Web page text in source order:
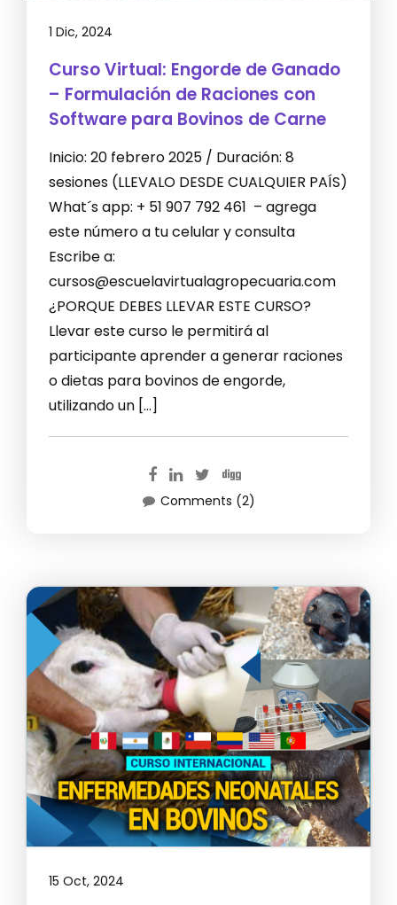
1 Dic, 2024
Curso Virtual: Engorde de Ganado
– Formulación de Raciones con
Software para Bovinos de Carne
Inicio: 20 febrero 2025 / Duración: 8
sesiones (LLEVALO DESDE CUALQUIER PAÍS)
What´s app: + 51 907 792 461 – agrega
este número a tu celular y consulta
Escribe a:
cursos@escuelavirtualagropecuaria.com
¿PORQUE DEBES LLEVAR ESTE CURSO?
Llevar este curso le permitirá al
participante aprender a generar raciones
o dietas para bovinos de engorde,
utilizando un […]
Comments (2)
15 Oct, 2024